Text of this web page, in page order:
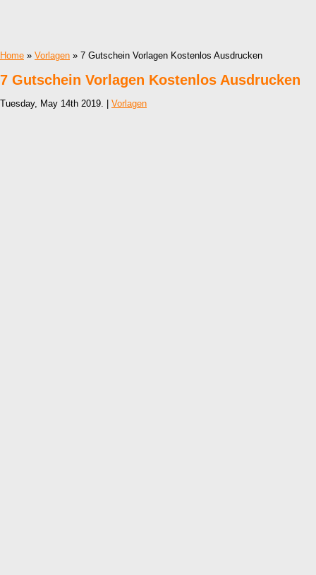
Home » Vorlagen » 7 Gutschein Vorlagen Kostenlos Ausdrucken
7 Gutschein Vorlagen Kostenlos Ausdrucken
Tuesday, May 14th 2019. | Vorlagen